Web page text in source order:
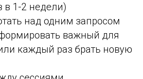
в 1-2 недели)
над одним запросом
важный для
каждый раз брать новую